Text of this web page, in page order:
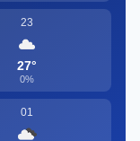
23
27°
0%
01